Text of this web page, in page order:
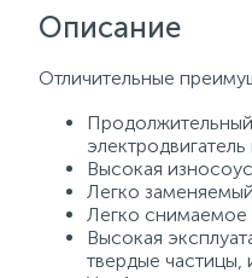
Описание
Отличительные
Высокая
Легко
Легко снимаемое
Высокая
твердые